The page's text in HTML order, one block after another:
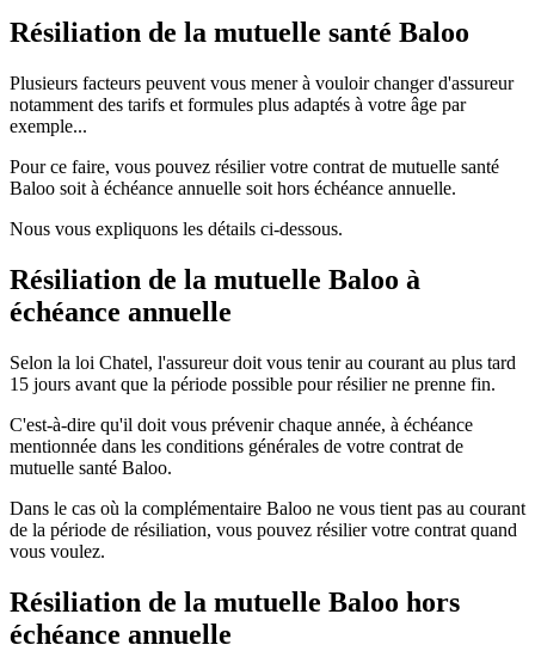
Résiliation de la mutuelle santé Baloo
Plusieurs facteurs peuvent vous mener à vouloir changer d'assureur
notamment des tarifs et formules plus adaptés à votre âge par
exemple...
Pour ce faire, vous pouvez résilier votre contrat de mutuelle santé
Baloo soit à échéance annuelle soit hors échéance annuelle.
Nous vous expliquons les détails ci-dessous.
Résiliation de la mutuelle Baloo à
échéance annuelle
Selon la loi Chatel, l'assureur doit vous tenir au courant au plus tard
15 jours avant que la période possible pour résilier ne prenne fin.
C'est-à-dire qu'il doit vous prévenir chaque année, à échéance
mentionnée dans les conditions générales de votre contrat de
mutuelle santé Baloo.
Dans le cas où la complémentaire Baloo ne vous tient pas au courant
de la période de résiliation, vous pouvez résilier votre contrat quand
vous voulez.
Résiliation de la mutuelle Baloo hors
échéance annuelle